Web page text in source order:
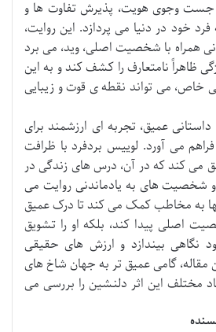
جست وجوی هویت، پذیرش تفاوت ها و
خود در دنیا می پردازد. این روایت،
همراه با شخصیت اصلی، وید، می برد
ظاهراً نامتعارف را کشف کند و به این
خاص، می تواند نقطه ی قوت و زیبایی
داستانی عمیق، تجربه ای ارزشمند برای
می آورد. لوییس بردفرد با ظرافت
می کند که در آن، درس های زندگی در
شخصیت های به یادماندنی روایت می
به مخاطب کمک می کند تا درک عمیق
اصلی پیدا کند، بلکه او را تشویق
نگاهی بیندازد و ارزش های حقیقی
مقاله، گامی عمیق تر به جهان شاخ های
مختلف این اثر دلنشین را بررسی می